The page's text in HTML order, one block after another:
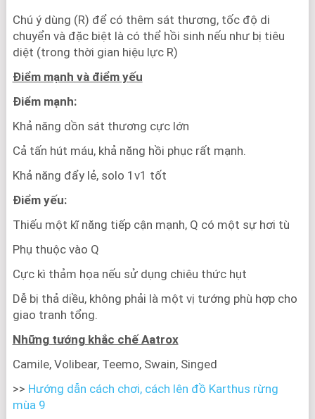
Chú ý dùng (R) để có thêm sát thương, tốc độ di
chuyển và đặc biệt là có thể hồi sinh nếu như bị tiêu
diệt (trong thời gian hiệu lực R)
Điểm mạnh và điểm yếu
Điểm mạnh:
Khả năng dồn sát thương cực lớn
Cả tấn hút máu, khả năng hồi phục rất mạnh.
Khả năng đẩy lẻ, solo 1v1 tốt
Điểm yếu:
Thiếu một kĩ năng tiếp cận mạnh, Q có một sự hơi tù
Phụ thuộc vào Q
Cực kì thảm họa nếu sử dụng chiêu thức hụt
Dễ bị thả diều, không phải là một vị tướng phù hợp cho
giao tranh tổng.
Những tướng khắc chế Aatrox
Camile, Volibear, Teemo, Swain, Singed
>> Hướng dẫn cách chơi, cách lên đồ Karthus rừng
mùa 9